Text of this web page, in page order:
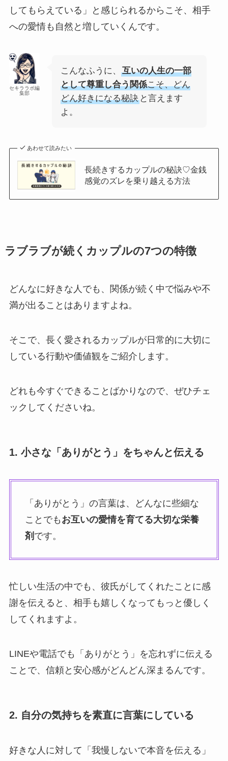
してもらえている」と感じられるからこそ、相手
への愛情も自然と増していくんです。
セキララボ編
集部
こんなふうに、
互いの人生の一部
として尊重し合う関係こそ、どん
どん好きになる秘訣と言えます
よ。
あわせて読みたい
長続きするカップルの秘訣♡金銭
感覚のズレを乗り越える方法
ラブラブが続くカップルの7つの特徴
どんなに好きな人でも、関係が続く中で悩みや不
満が出ることはありますよね。
そこで、長く愛されるカップルが日常的に大切に
している行動や価値観をご紹介します。
どれも今すぐできることばかりなので、ぜひチェ
ックしてくださいね。
1. 小さな「ありがとう」をちゃんと伝える
「ありがとう」の言葉は、どんなに些細な
ことでも お互いの愛情を育てる大切な栄養
剤 です。
忙しい生活の中でも、彼氏がしてくれたことに感
謝を伝えると、相手も嬉しくなってもっと優しく
してくれますよ。
LINEや電話でも「ありがとう」を忘れずに伝える
ことで、信頼と安心感がどんどん深まるんです。
2. 自分の気持ちを素直に言葉にしている
好きな人に対して「我慢しないで本音を伝える」